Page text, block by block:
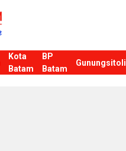
Kota
Batam
BP
Batam
Gunungsitoli